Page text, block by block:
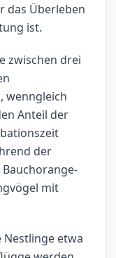
das Überleben
ist.
zwischen drei
wenngleich
Anteil der
der
mit
Nestlinge etwa